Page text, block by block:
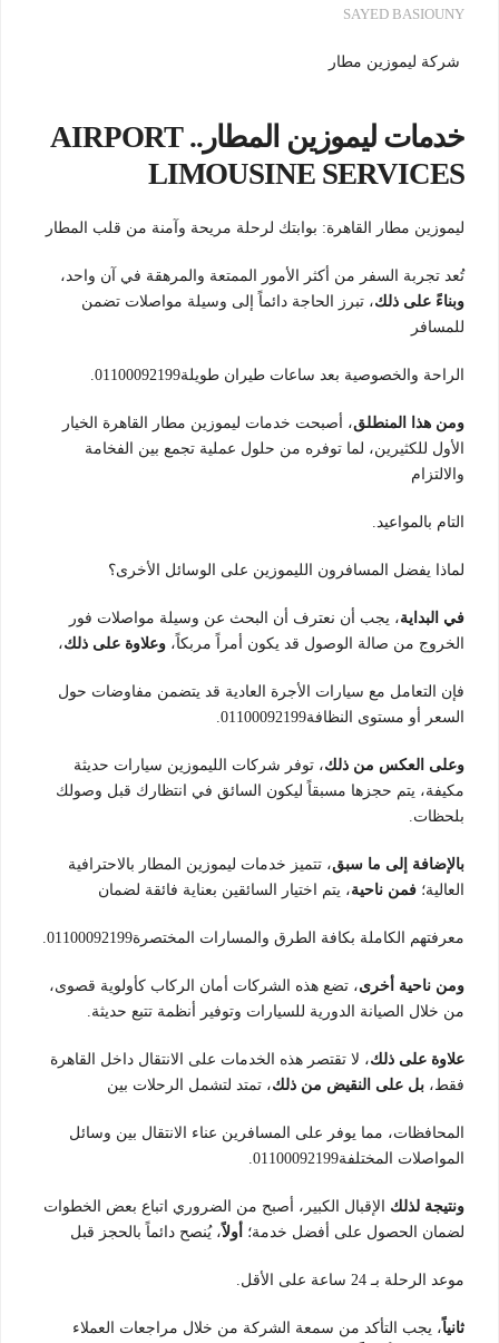
SAYED BASIOUNY
شركة ليموزين مطار
خدمات ليموزين المطار.. AIRPORT
LIMOUSINE SERVICES
ليموزين مطار القاهرة: بوابتك لرحلة مريحة وآمنة من قلب المطار
تُعد تجربة السفر من أكثر الأمور الممتعة والمرهقة في آن واحد،
وبناءً على ذلك، تبرز الحاجة دائماً إلى وسيلة مواصلات تضمن
للمسافر
الراحة والخصوصية بعد ساعات طيران طويلة01100092199.
ومن هذا المنطلق، أصبحت خدمات ليموزين مطار القاهرة الخيار
الأول للكثيرين، لما توفره من حلول عملية تجمع بين الفخامة
والالتزام
التام بالمواعيد.
لماذا يفضل المسافرون الليموزين على الوسائل الأخرى؟
في البداية، يجب أن نعترف أن البحث عن وسيلة مواصلات فور
الخروج من صالة الوصول قد يكون أمراً مربكاً، وعلاوة على ذلك،
فإن التعامل مع سيارات الأجرة العادية قد يتضمن مفاوضات حول
السعر أو مستوى النظافة01100092199.
وعلى العكس من ذلك، توفر شركات الليموزين سيارات حديثة
مكيفة، يتم حجزها مسبقاً ليكون السائق في انتظارك قبل وصولك
بلحظات.
بالإضافة إلى ما سبق، تتميز خدمات ليموزين المطار بالاحترافية
العالية؛ فمن ناحية، يتم اختيار السائقين بعناية فائقة لضمان
معرفتهم الكاملة بكافة الطرق والمسارات المختصرة01100092199.
ومن ناحية أخرى، تضع هذه الشركات أمان الركاب كأولوية قصوى،
من خلال الصيانة الدورية للسيارات وتوفير أنظمة تتبع حديثة.
علاوة على ذلك، لا تقتصر هذه الخدمات على الانتقال داخل القاهرة
فقط، بل على النقيض من ذلك، تمتد لتشمل الرحلات بين
المحافظات، مما يوفر على المسافرين عناء الانتقال بين وسائل
المواصلات المختلفة01100092199.
ونتيجة لذلك الإقبال الكبير، أصبح من الضروري اتباع بعض الخطوات
لضمان الحصول على أفضل خدمة؛ أولاً، يُنصح دائماً بالحجز قبل
موعد الرحلة بـ 24 ساعة على الأقل.
ثانياً، يجب التأكد من سمعة الشركة من خلال مراجعات العملاء